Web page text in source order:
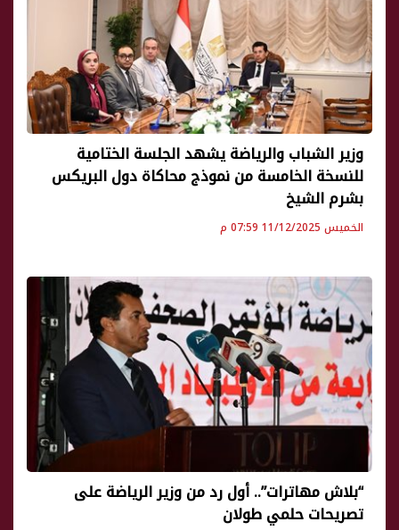
وزير الشباب والرياضة يشهد الجلسة الختامية
للنسخة الخامسة من نموذج محاكاة دول البريكس
بشرم الشيخ
الخميس 11/12/2025 07:59 م
“بلاش مهاترات”.. أول رد من وزير الرياضة على
تصريحات حلمي طولان